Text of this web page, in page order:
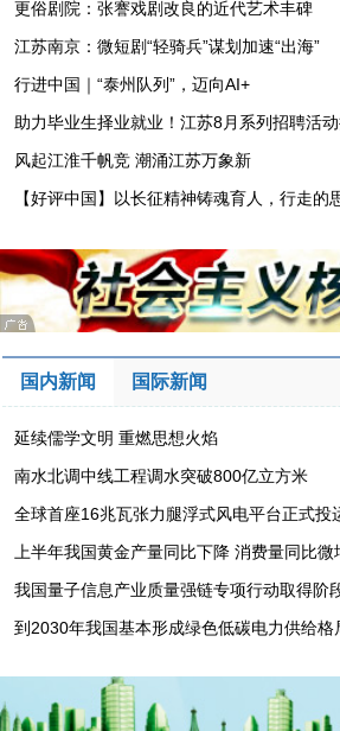
更俗剧院：张謇戏剧改良的近代艺术丰碑
江苏南京：微短剧“轻骑兵”谋划加速“出海”
行进中国｜“泰州队列”，迈向AI+
助力毕业生择业就业！江苏8月系列招聘活
风起江淮千帆竞 潮涌江苏万象新
【好评中国】以长征精神铸魂育人，行走的
国内新闻 国际新闻
延续儒学文明 重燃思想火焰
南水北调中线工程调水突破800亿立方米
全球首座16兆瓦张力腿浮式风电平台正式投
上半年我国黄金产量同比下降 消费量同比微
我国量子信息产业质量强链专项行动取得阶
到2030年我国基本形成绿色低碳电力供给格